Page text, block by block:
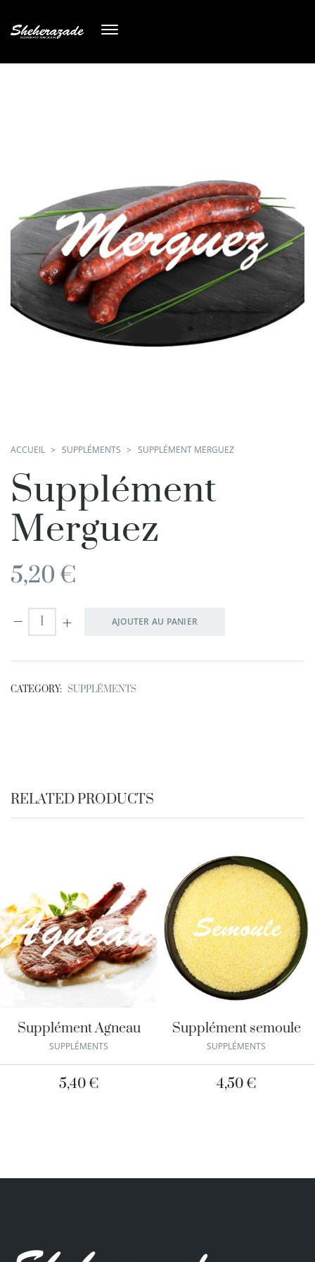
ACCUEIL SUPPLÉMENTS SUPPLÉMENT MERGUEZ
Supplément
Merguez
5,20 €
AJOUTER AU PANIER
CATEGORY: SUPPLÉMENTS
RELATED PRODUCTS
Supplément Agneau
SUPPLÉMENTS
5,40 €
Supplément semoule
SUPPLÉMENTS
4,50 €